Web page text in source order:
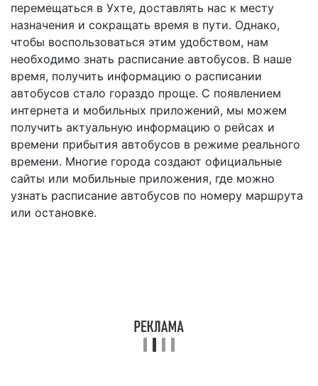
перемещаться в Ухте, доставлять нас к месту
назначения и сокращать время в пути. Однако,
чтобы воспользоваться этим удобством, нам
необходимо знать расписание автобусов. В наше
время, получить информацию о расписании
автобусов стало гораздо проще. С появлением
интернета и мобильных приложений, мы можем
получить актуальную информацию о рейсах и
времени прибытия автобусов в режиме реального
времени. Многие города создают официальные
сайты или мобильные приложения, где можно
узнать расписание автобусов по номеру маршрута
или остановке.